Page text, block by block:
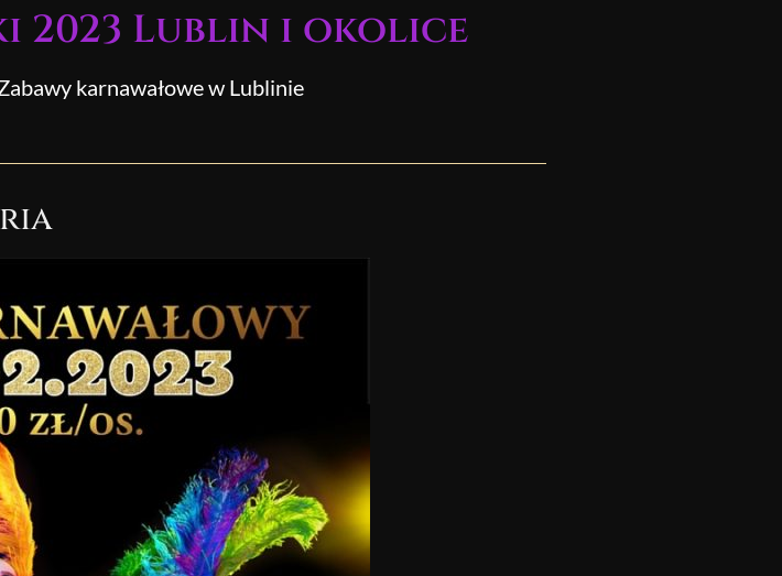
2023 Lublin i okolice
karnawałowe w Lublinie